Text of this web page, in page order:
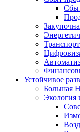
Устойчивое
Большая
Экология